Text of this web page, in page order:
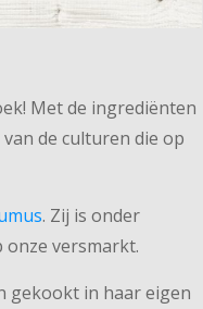
Met de ingrediënten
de culturen die op
. Zij is onder
versmarkt.
gekookt in haar eigen